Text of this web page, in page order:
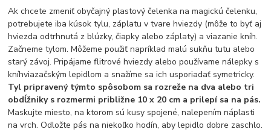
Ak chcete zmeniť obyčajný plastový čelenka na magickú čelenku,
potrebujete iba kúsok tylu, záplatu v tvare hviezdy (môže to byť aj
hviezda odtrhnutá z blúzky, čiapky alebo záplaty) a viazanie kníh.
Začneme tylom. Môžeme použiť napríklad malú sukňu tutu alebo
starý závoj. Pripájame flitrové hviezdy alebo používame nálepky s
kníhviazačským lepidlom a snažíme sa ich usporiadať symetricky.
Tyl pripravený týmto spôsobom sa rozreže na dva alebo tri
obdĺžniky s rozmermi približne 10 x 20 cm a prilepí sa na pás.
Maskujte miesto, na ktorom sú kusy spojené, nalepením náplasti
na vrch. Odložte pás na niekoľko hodín, aby lepidlo dobre zaschlo.